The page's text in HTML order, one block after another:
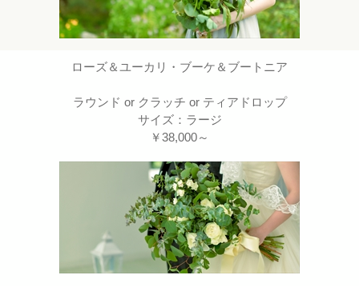
ローズ＆ユーカリ・ブーケ＆ブートニア
ラウンド or クラッチ or ティアドロップ
サイズ：ラージ
￥38,000～